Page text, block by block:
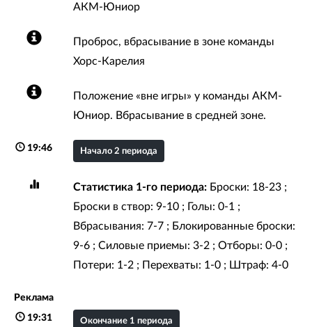
АКМ-Юниор
Проброс, вбрасывание в зоне команды
Хорс-Карелия
Положение «вне игры» у команды АКМ-
Юниор. Вбрасывание в средней зоне.
19:46 Начало 2 периода
Статистика 1-го периода:Броски: 18-23 ;
Броски в створ: 9-10 ; Голы: 0-1 ;
Вбрасывания: 7-7 ; Блокированные броски:
9-6 ; Силовые приемы: 3-2 ; Отборы: 0-0 ;
Потери: 1-2 ; Перехваты: 1-0 ; Штраф: 4-0
Реклама
19:31 Окончание 1 периода